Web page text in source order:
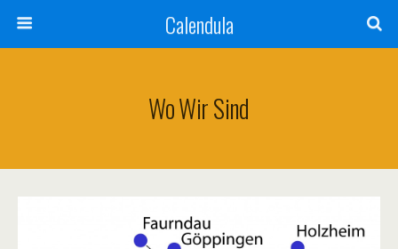
Calendula
Wo Wir Sind